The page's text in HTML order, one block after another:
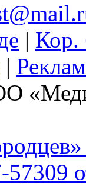
| Кор.
|